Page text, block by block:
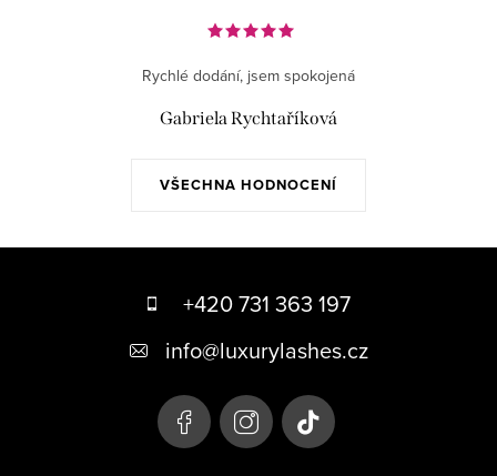
VŠECHNA HODNOCENÍ
Rychlé dodání, jsem spokojená
Gabriela Rychtaříková
+420 731 363 197
info@luxurylashes.cz